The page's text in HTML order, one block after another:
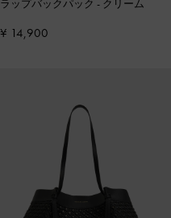
ラップバックパック - クリーム
¥ 14,900